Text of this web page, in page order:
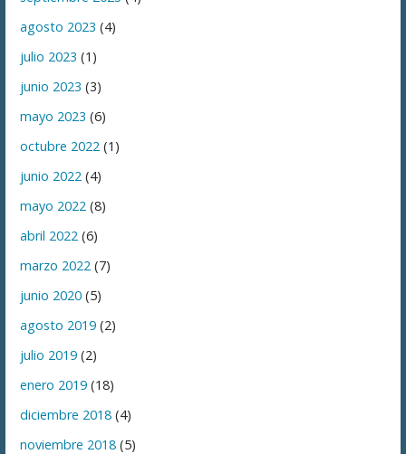
agosto 2023 (4)
julio 2023 (1)
junio 2023 (3)
mayo 2023 (6)
octubre 2022 (1)
junio 2022 (4)
mayo 2022 (8)
abril 2022 (6)
marzo 2022 (7)
junio 2020 (5)
agosto 2019 (2)
julio 2019 (2)
enero 2019 (18)
diciembre 2018 (4)
noviembre 2018 (5)